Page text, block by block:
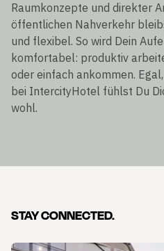
und flexibel. So wird Dein
komfortabel: produktiv
oder einfach ankommen.
bei IntercityHotel fühlst Du
wohl.
Dia 1 von 10